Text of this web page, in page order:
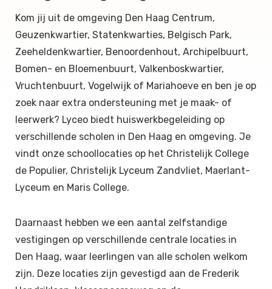
Kom jij uit de omgeving Den Haag Centrum,
Geuzenkwartier, Statenkwarties, Belgisch Park,
Zeeheldenkwartier, Benoordenhout, Archipelbuurt,
Bomen- en Bloemenbuurt, Valkenboskwartier,
Vruchtenbuurt, Vogelwijk of Mariahoeve en ben je op
zoek naar extra ondersteuning met je maak- of
leerwerk? Lyceo biedt huiswerkbegeleiding op
verschillende scholen in Den Haag en omgeving. Je
vindt onze schoollocaties op het Christelijk College
de Populier, Christelijk Lyceum Zandvliet, Maerlant-
Lyceum en Maris College.
Daarnaast hebben we een aantal zelfstandige
vestigingen op verschillende centrale locaties in
Den Haag, waar leerlingen van alle scholen welkom
zijn. Deze locaties zijn gevestigd aan de Frederik